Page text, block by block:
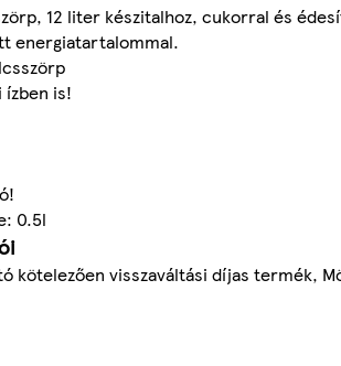
12 liter készitalhoz, cukorral és
energiatartalommal.
ízben is!
0.5l
kötelezően visszaváltási díjas termék,